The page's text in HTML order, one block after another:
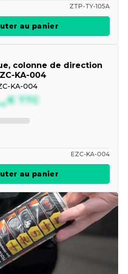
ZTP-TY-105A
au panier
colonne de direction
KA-004
KA-004
€TTC
EZC-KA-004
au panier